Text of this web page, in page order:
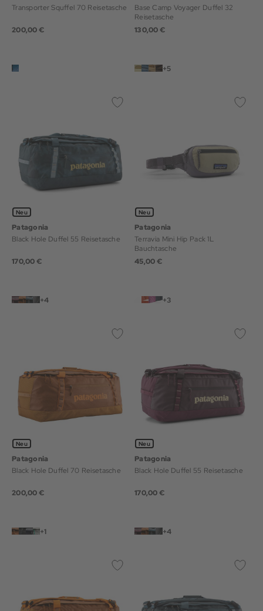
Transporter Squffel 70 Reisetasche
200,00 €
Base Camp Voyager Duffel 32
Reisetasche
130,00 €
+5
Neu
Patagonia
Black Hole Duffel 55 Reisetasche
170,00 €
+4
Neu
Patagonia
Terravia Mini Hip Pack 1L
Bauchtasche
45,00 €
+3
Neu
Patagonia
Black Hole Duffel 70 Reisetasche
200,00 €
+1
Neu
Patagonia
Black Hole Duffel 55 Reisetasche
170,00 €
+4